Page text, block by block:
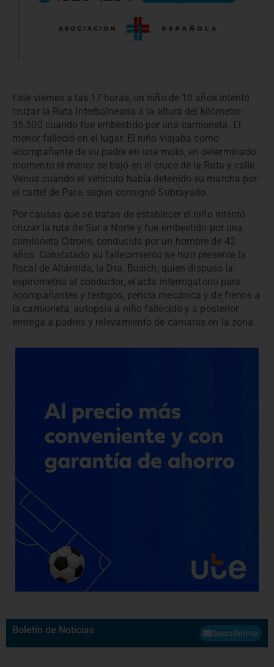
Este viernes a las 17 horas, un niño de 10 años intentó
cruzar la Ruta Interbalnearia a la altura del kilómetro
35.500 cuando fue embestido por una camioneta. El
menor falleció en el lugar. El niño viajaba como
acompañante de su padre en una moto, en determinado
momento el menor se bajó en el cruce de la Ruta y calle
Venus cuando el vehículo había detenido su marcha por
el cartel de Pare, según consignó Subrayado.
Por causas que se tratan de establecer el niño intentó
cruzar la ruta de Sur a Norte y fue embestido por una
camioneta Citroen, conducida por un hombre de 42
años. Constatado su fallecimiento se hizo presente la
fiscal de Altántida, la Dra. Busich, quien dispuso la
espirometría al conductor, el acta interrogatorio para
acompañantes y testigos, pericia mecánica y de frenos a
la camioneta, autopsia a niño fallecido y a posterior
entrega a padres y relevamiento de cámaras en la zona.
Boletín de Noticias Suscribirme